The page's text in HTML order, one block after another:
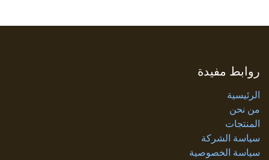
روابط مفيدة
الرئيسية
من نحن
المنتجات
سياسة الشركة
سياسة الخصوصية